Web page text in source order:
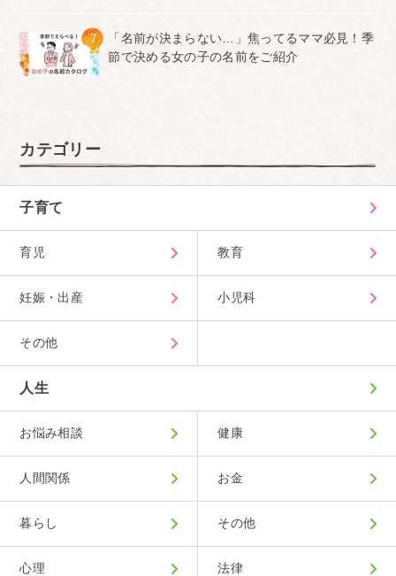
7
「名前が決まらない…」焦ってるママ必見！季
節で決める女の子の名前をご紹介
カテゴリー
子育て
育児 教育
妊娠・出産 小児科
その他
人生
お悩み相談 健康
人間関係 お金
暮らし その他
心理 法律